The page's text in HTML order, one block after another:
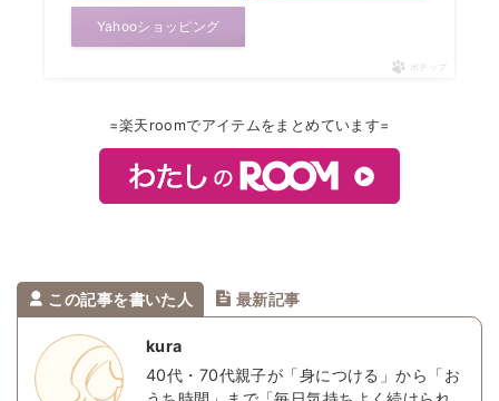
Yahooショッピング
ポチップ
=楽天roomでアイテムをまとめています=
この記事を書いた人 最新記事
kura
40代・70代親子が「身につける」から「お